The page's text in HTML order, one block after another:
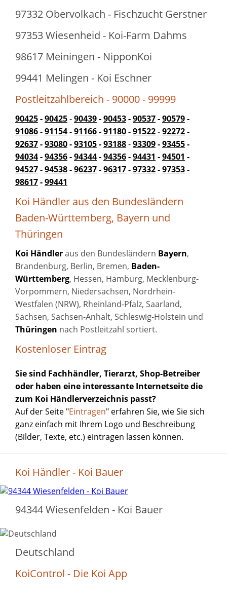
97332 Obervolkach - Fischzucht Gerstner
97353 Wiesenheid - Koi-Farm Dahms
98617 Meiningen - NipponKoi
99441 Melingen - Koi Eschner
Postleitzahlbereich - 90000 - 99999
90425-90425-90439-90453-90537-90579-
91086-91154-91166-91180-91522-92272-
92637-93080-93105-93188-93309-93455-
94034-94356-94344-94356-94431 -94501 -
94527-94538-96237-96317-97332-97353-
98617-99441
Koi Händler aus den Bundesländern
Baden-Württemberg, Bayern und
Thüringen
Koi Händleraus den Bundesländern Bayern,
Brandenburg, Berlin, Bremen, Baden-
Württemberg, Hessen, Hamburg, Mecklenburg-
Vorpommern, Niedersachsen, Nordrhein-
Westfalen (NRW), Rheinland-Pfalz, Saarland,
Sachsen, Sachsen-Anhalt, Schleswig-Holstein und
Thüringen nach Postleitzahl sortiert.
Kostenloser Eintrag
Sie sind Fachhändler, Tierarzt, Shop-Betreiber
oder haben eine interessante Internetseite die
zum Koi Händlerverzeichnis passt?
Auf der Seite "Eintragen" erfahren Sie, wie Sie sich
ganz einfach mit Ihrem Logo und Beschreibung
(Bilder, Texte, etc.) eintragen lassen können.
Koi Händler - Koi Bauer
94344 Wiesenfelden - Koi Bauer
Deutschland
KoiControl - Die Koi App